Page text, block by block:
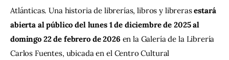
Atlánticas. Una historia de librerías, libros y libreras estará
abierta al público del lunes 1 de diciembre de 2025 al
domingo 22 de febrero de 2026 en la Galería de la Librería
Carlos Fuentes, ubicada en el Centro Cultural